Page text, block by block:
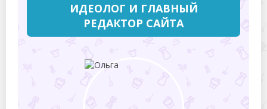
ИДЕОЛОГ И ГЛАВНЫЙ
РЕДАКТОР САЙТА